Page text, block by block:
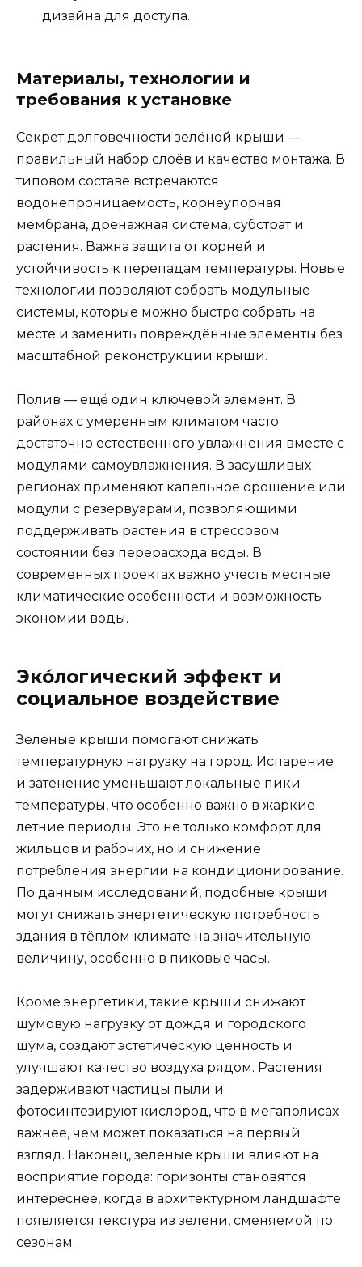
дизайна для доступа.
Материалы, технологии и
требования к установке
Секрет долговечности зелёной крыши —
правильный набор слоёв и качество монтажа. В
типовом составе встречаются
водонепроницаемость, корнеупорная
мембрана, дренажная система, субстрат и
растения. Важна защита от корней и
устойчивость к перепадам температуры. Новые
технологии позволяют собрать модульные
системы, которые можно быстро собрать на
месте и заменить повреждённые элементы без
масштабной реконструкции крыши.
Полив — ещё один ключевой элемент. В
районах с умеренным климатом часто
достаточно естественного увлажнения вместе с
модулями самоувлажнения. В засушливых
регионах применяют капельное орошение или
модули с резервуарами, позволяющими
поддерживать растения в стрессовом
состоянии без перерасхода воды. В
современных проектах важно учесть местные
климатические особенности и возможность
экономии воды.
Эко́логический эффект и
социальное воздействие
Зеленые крыши помогают снижать
температурную нагрузку на город. Испарение
и затенение уменьшают локальные пики
температуры, что особенно важно в жаркие
летние периоды. Это не только комфорт для
жильцов и рабочих, но и снижение
потребления энергии на кондиционирование.
По данным исследований, подобные крыши
могут снижать энергетическую потребность
здания в тёплом климате на значительную
величину, особенно в пиковые часы.
Кроме энергетики, такие крыши снижают
шумовую нагрузку от дождя и городского
шума, создают эстетическую ценность и
улучшают качество воздуха рядом. Растения
задерживают частицы пыли и
фотосинтезируют кислород, что в мегаполисах
важнее, чем может показаться на первый
взгляд. Наконец, зелёные крыши влияют на
восприятие города: горизонты становятся
интереснее, когда в архитектурном ландшафте
появляется текстура из зелени, сменяемой по
сезонам.